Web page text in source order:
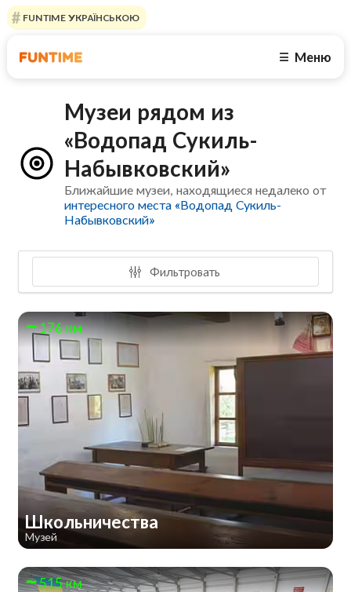
FUNTIME УКРАЇНСЬКОЮ
☰ Меню
Музеи рядом из
«Водопад Сукиль-
Набывковский»
Ближайшие музеи, находящиеся недалеко от
интересного места «Водопад Сукиль-
Набывковский»
Фильтровать
176 км
Школьничества
Музей
515 км